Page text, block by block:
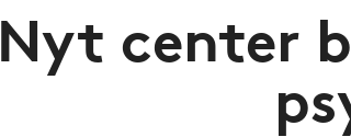
Nyt center